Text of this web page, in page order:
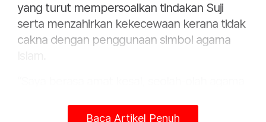
yang turut mempersoalkan tindakan Suji
serta menzahirkan kekecewaan kerana tidak
cakna dengan penggunaan simbol agama
itu seperti dilaporkan media Indonesia pada
Baca Artikel Penuh